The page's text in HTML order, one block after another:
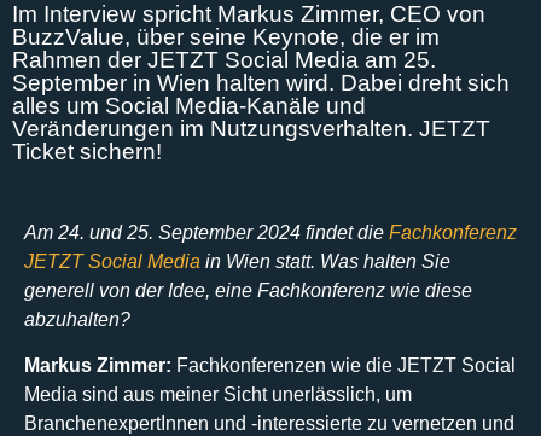
Im Interview spricht Markus Zimmer, CEO von
BuzzValue, über seine Keynote, die er im
Rahmen der JETZT Social Media am 25.
September in Wien halten wird. Dabei dreht sich
alles um Social Media-Kanäle und
Veränderungen im Nutzungsverhalten. JETZT
Ticket sichern!
Am 24. und 25. September 2024 findet die Fachkonferenz
JETZT Social Media in Wien statt. Was halten Sie
generell von der Idee, eine Fachkonferenz wie diese
abzuhalten?
Markus Zimmer: Fachkonferenzen wie die JETZT Social
Media sind aus meiner Sicht unerlässlich, um
BranchenexpertInnen und ‑interessierte zu vernetzen und